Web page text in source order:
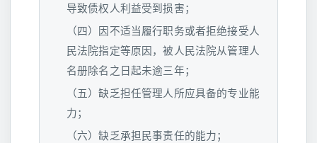
导致债权人利益受到损害；
（四）因不适当履行职务或者拒绝接受人
民法院指定等原因，被人民法院从管理人
名册除名之日起未逾三年；
（五）缺乏担任管理人所应具备的专业能
力；
（六）缺乏承担民事责任的能力；